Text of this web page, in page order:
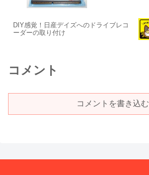
DIY感覚！日産デイズへのドライブレコ
ーダーの取り付け
コメント
コメントを書き込む